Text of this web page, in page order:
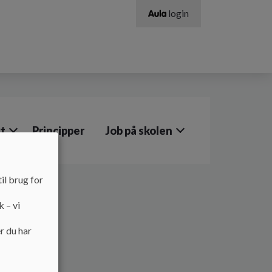
login
Principper Job på skolen
brug for
– vi
du har